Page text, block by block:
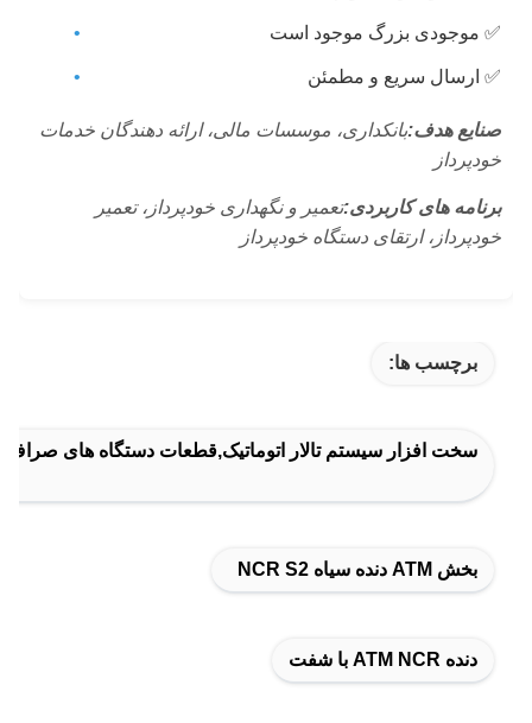
✅ موجودی بزرگ موجود است
✅ ارسال سریع و مطمئن
صنایع هدف:بانکداری، موسسات مالی، ارائه دهندگان خدمات
خودپرداز
برنامه های کاربردی:تعمیر و نگهداری خودپرداز، تعمیر
خودپرداز، ارتقای دستگاه خودپرداز
برچسب ها:
سخت افزار سیستم تالار اتوماتیک,قطعات دستگاه های
بخش ATM دنده سیاه NCR S2
دنده ATM NCR با شفت